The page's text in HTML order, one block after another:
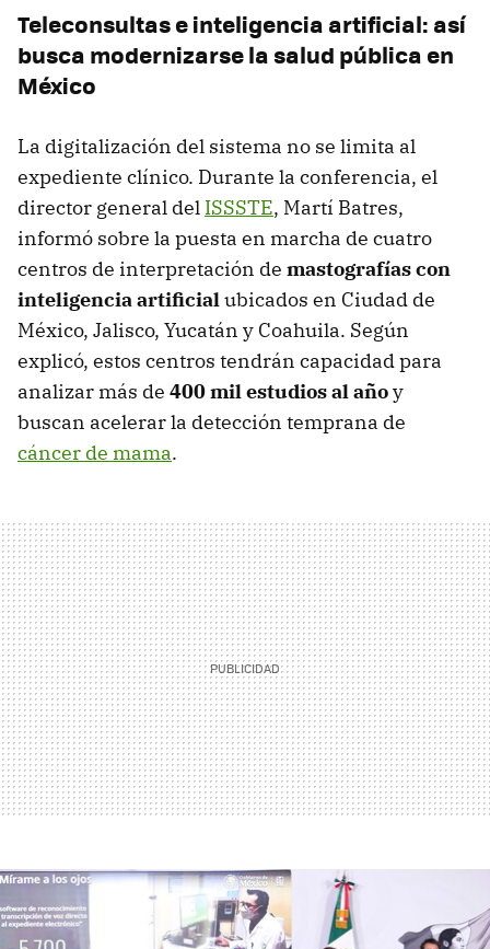
Teleconsultas e inteligencia artificial: así
busca modernizarse la salud pública en
México
La digitalización del sistema no se limita al
expediente clínico. Durante la conferencia, el
director general del ISSSTE, Martí Batres,
informó sobre la puesta en marcha de cuatro
centros de interpretación de mastografías con
inteligencia artificialubicados en Ciudad de
México, Jalisco, Yucatán y Coahuila. Según
explicó, estos centros tendrán capacidad para
analizar más de 400 mil estudios al añoy
buscan acelerar la detección temprana de
cáncer de mama.